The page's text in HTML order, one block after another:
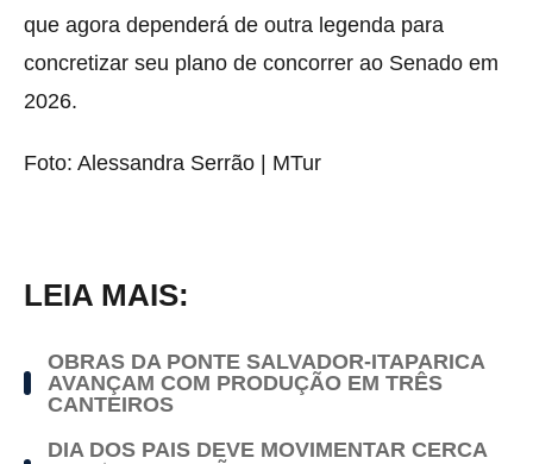
que agora dependerá de outra legenda para
concretizar seu plano de concorrer ao Senado em
2026.
Foto: Alessandra Serrão | MTur
LEIA MAIS:
OBRAS DA PONTE SALVADOR-ITAPARICA
AVANÇAM COM PRODUÇÃO EM TRÊS
CANTEIROS
DIA DOS PAIS DEVE MOVIMENTAR CERCA